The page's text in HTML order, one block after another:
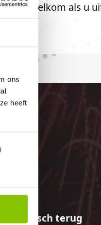
ons
heeft
ook welkom als u
terug